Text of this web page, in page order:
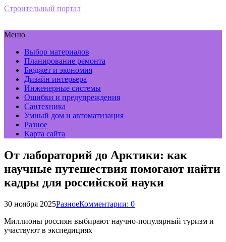
Строительный портал
Меню
Выбор материалов
Планирование ремонта
Бюджет и экономия
Дизайн интерьера
Инженерные системы
Ошибки и предупреждения
Сантехника
Умный дом и автоматизация
Разное
Карта сайта
От лабораторий до Арктики: как
научные путешествия помогают найти
кадры для российской науки
30 ноября 2025РазноеКомментарии: 0
Миллионы россиян выбирают научно-популярный туризм и
участвуют в экспедициях